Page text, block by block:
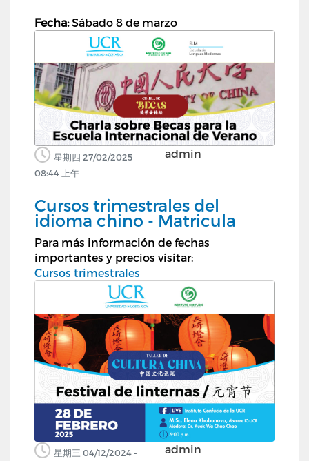
Fecha:Sábado 8 de marzo
星期四 27/02/2025 -
08:44 上午
admin
Cursos trimestrales del
idioma chino - Matricula
Para más información de fechas
importantes y precios visitar:
Cursos trimestrales
星期三 04/12/2024 -
admin